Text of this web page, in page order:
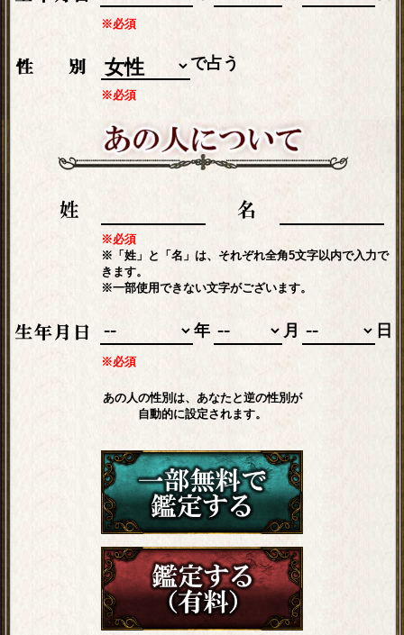
※必須
で占う
※必須
※必須
※「姓」と「名」は、それぞれ全角5文字以内で入力で
きます。
※一部使用できない文字がございます。
年 月 日
※必須
あの人の性別は、あなたと逆の性別が
自動的に設定されます。